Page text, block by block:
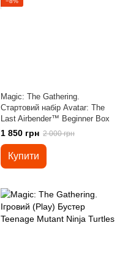
Magic: The Gathering.
Стартовий набір Avatar: The
Last Airbender™ Beginner Box
1 850 грн 2 000 грн
Купити